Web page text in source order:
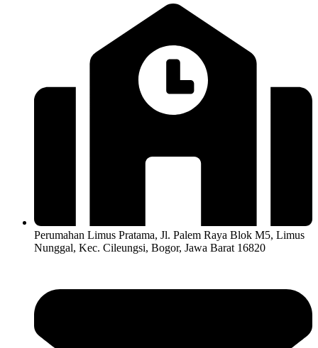
Perumahan Limus Pratama, Jl. Palem Raya Blok M5, Limus
Nunggal, Kec. Cileungsi, Bogor, Jawa Barat 16820